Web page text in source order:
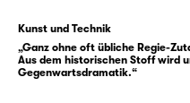
nur die Figuren im
das Publikum.
Kunst und Technik
„Ganz ohne oft übliche Regie-
Aus dem historischen Stoff wird
Gegenwartsdramatik.“